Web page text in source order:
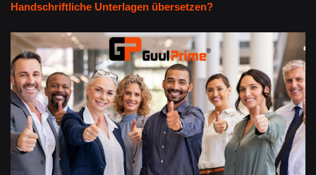
Handschriftliche Unterlagen übersetzen?